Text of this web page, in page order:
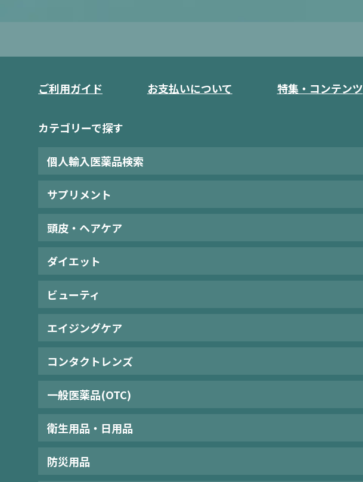
ご利用ガイド お支払いについて 特集・コンテンツ
カテゴリーで探す
個人輸入医薬品検索
サプリメント
頭皮・ヘアケア
ダイエット
ビューティ
エイジングケア
コンタクトレンズ
一般医薬品(OTC)
衛生用品・日用品
防災用品